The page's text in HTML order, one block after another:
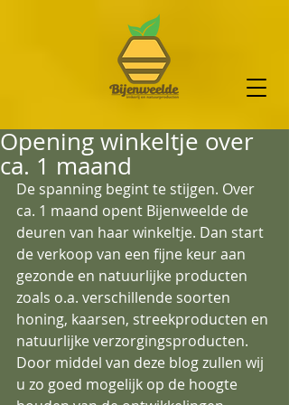
Opening winkeltje over
ca. 1 maand
De spanning begint te stijgen. Over
ca. 1 maand opent Bijenweelde de
deuren van haar winkeltje. Dan start
de verkoop van een fijne keur aan
gezonde en natuurlijke producten
zoals o.a. verschillende soorten
honing, kaarsen, streekproducten en
natuurlijke verzorgingsproducten.
Door middel van deze blog zullen wij
u zo goed mogelijk op de hoogte